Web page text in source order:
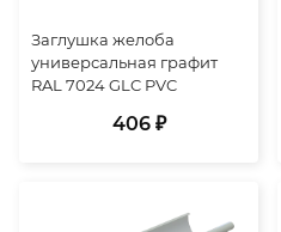
Заглушка желоба
универсальная графит
RAL 7024 GLC PVC
406 ₽